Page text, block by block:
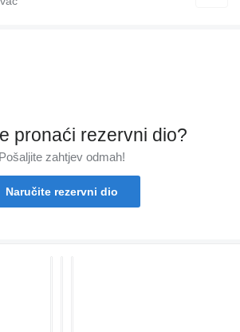
pronaći rezervni dio?
Pošaljite zahtjev odmah!
Naručite rezervni dio